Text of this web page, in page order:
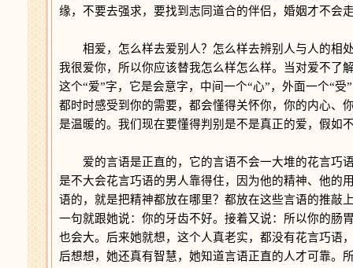
缘，不要去强求，要找到志同道合的伴侣，婚姻才不会
相爱，怎么样去爱别人？怎么样去辨别人与人的相处
我很爱你，所以你应该替我怎么样怎么样。当对爱不了
这个“爱”字，它是会意字，中间一个“心”，外面一个“
都时时感受到你的需要，都会懂得关怀你，你的内心、
是温暖的。我们现在要懂得判别是不是真正的爱，假如
爱的言语是正直的，它的言语不会一大堆的花言巧
是不大会花言巧语的男人靠得住，因为他的精神、他的
语的，就是把精神都放在哪里？都放在这些言语的推敲
一句就跟她说：你的牙齿不好。接着又说：所以你的肠
也会大。后来她就想，这个人真老实，都没有花言巧语
后想想，她还真有智慧，她知道言语正直的人才可靠。